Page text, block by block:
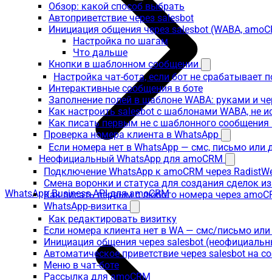
Обзор: какой способ выбрать
Автоприветствие через salesbot
Инициация общения через salesbot (WABA,
Настройка по шагам
Что дальше
Кнопки в шаблонном сообщении
Настройка чат-бота, если бот не срабатывает
Интерактивные сообщения в боте
Заполнение полей в шаблоне WABA: руками и
Как настроить salesbot с шаблонами WABA, не
Как писать первым не с шаблонного сообщения
Проверка номера клиента в WhatsApp
Если номера нет в WhatsApp — смс, письмо или
Неофициальный WhatsApp для amoCRM
Подключение WhatsApp к amoCRM через
Смена воронки и статуса для создания сделок
Как писать первым с любого номера через
WhatsApp-визитка
Как редактировать визитку
Если номера клиента нет в WA — смс/письмо
Инициация общения через salesbot
Автоматическое приветствие через salesbot на
Меню в чат-боте
Рассылка для amoCRM
WhatsApp Business API для amoCRM